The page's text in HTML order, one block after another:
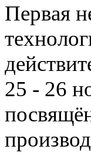
Первая
25 - 26